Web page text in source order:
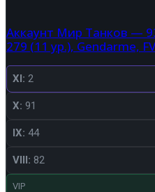
Аккаунт Мир Танков —
279 (11 ур.), Gendarme,
XI: 2
X: 91
IX: 44
VIII: 82
VIP